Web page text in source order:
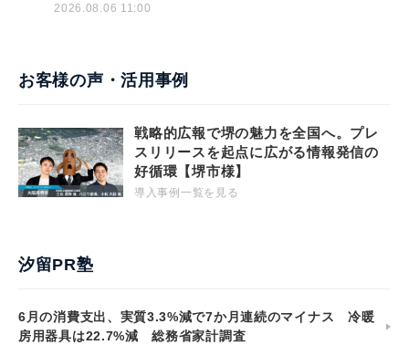
2026.08.06 11:00
お客様の声・活用事例
戦略的広報で堺の魅力を全国へ。プレ
スリリースを起点に広がる情報発信の
好循環【堺市様】
導入事例一覧を見る
汐留PR塾
6月の消費支出、実質3.3%減で7か月連続のマイナス 冷暖
房用器具は22.7%減 総務省家計調査